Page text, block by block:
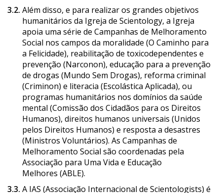
3.2. Além disso, e para realizar os grandes objetivos
humanitários da Igreja de Scientology, a Igreja
apoia uma série de Campanhas de Melhoramento
Social nos campos da moralidade (O Caminho para
a Felicidade), reabilitação de toxicodependentes e
prevenção (Narconon), educação para a prevenção
de drogas (Mundo Sem Drogas), reforma criminal
(Criminon) e literacia (Escolástica Aplicada), ou
programas humanitários nos domínios da saúde
mental (Comissão dos Cidadãos para os Direitos
Humanos), direitos humanos universais (Unidos
pelos Direitos Humanos) e resposta a desastres
(Ministros Voluntários). As Campanhas de
Melhoramento Social são coordenadas pela
Associação para Uma Vida e Educação
Melhores (ABLE).
3.3. A IAS (Associação Internacional de Scientologists) é